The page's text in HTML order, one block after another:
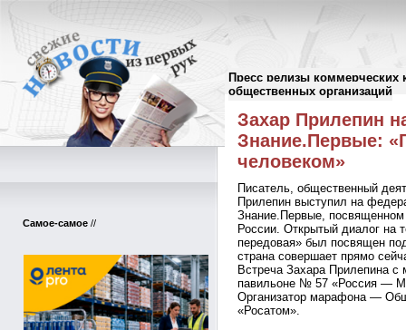
Пресс релизы коммерческих
общественных организаций
Самое-самое //
Пресс-релизы//
Захар Прилепин
Знание.Первые:
человеком»
Писатель, общественный
Прилепин выступил на
Знание.Первые,
России. Открытый диалог на
передовая» был посвящен
страна совершает прямо
Встреча Захара Прилепина
павильоне № 57 «Россия —
Организатор марафона —
«Росатом».